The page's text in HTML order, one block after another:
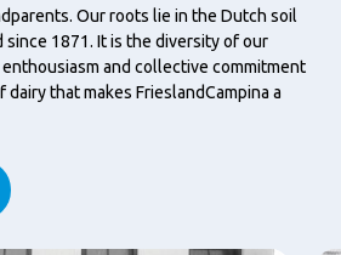
Our roots lie in the Dutch soil
since 1871. It is the diversity of our
and collective commitment
that makes FrieslandCampina a